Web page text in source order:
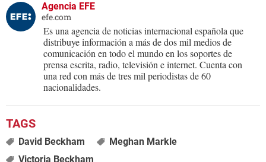
Agencia EFE
efe.com
Es una agencia de noticias internacional española que
distribuye información a más de dos mil medios de
comunicación en todo el mundo en los soportes de
prensa escrita, radio, televisión e internet. Cuenta con
una red con más de tres mil periodistas de 60
nacionalidades.
David Beckham
Meghan Markle
Victoria Beckham